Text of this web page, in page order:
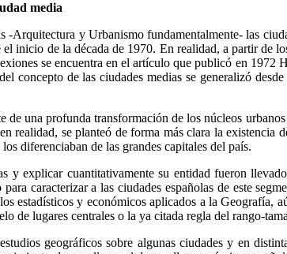
media
Arquitectura y Urbanismo fundamentalmente- las
inicio de la década de 1970. En realidad, a partir
se encuentra en el artículo que publicó en
concepto de las ciudades medias se generalizó
una profunda transformación de los núcleos
realidad, se planteó de forma más clara la existencia
diferenciaban de las grandes capitales del país.
y explicar cuantitativamente su entidad fueron
caracterizar a las ciudades españolas de este
estadísticos y económicos aplicados a la Geografía,
de lugares centrales o la ya citada regla del rango-
geográficos sobre algunas ciudades y en